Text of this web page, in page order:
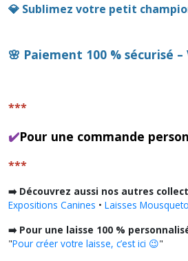
💎 Sublimez votre petit
🌸 Paiement 100 % sécurisé
***
✔️Pour une commande
***
➡️ Découvrez aussi nos autres
Expositions Canines • Laisses
➡️ Pour une laisse 100 %
"Pour créer votre laisse, c’est ici 😉"